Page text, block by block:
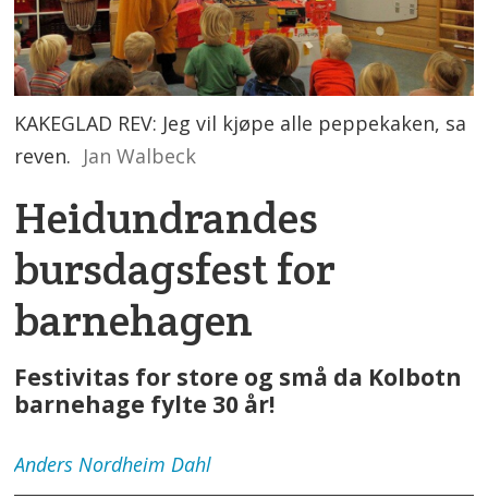
KAKEGLAD REV: Jeg vil kjøpe alle peppekaken, sa
reven. Jan Walbeck
Heidundrandes
bursdagsfest for
barnehagen
Festivitas for store og små da Kolbotn
barnehage fylte 30 år!
Anders Nordheim Dahl